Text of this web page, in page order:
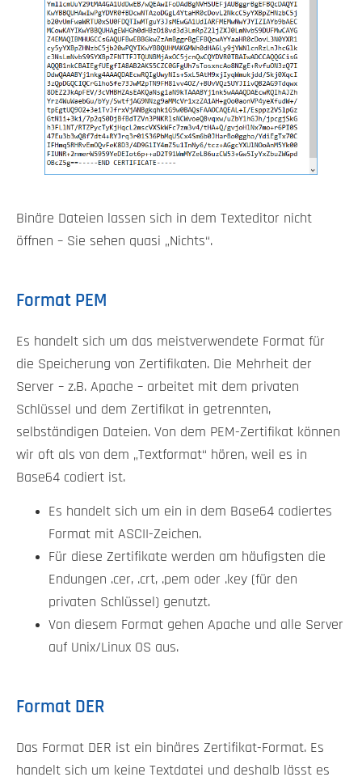
Binäre Dateien lassen sich in dem Texteditor nicht
öffnen – Sie sehen quasi „Nichts“.
Format PEM
Es handelt sich um das meistverwendete Format für
die Speicherung von Zertifikaten. Die Mehrheit der
Server – z.B. Apache – arbeitet mit dem privaten
Schlüssel und dem Zertifikat in getrennten,
selbständigen Dateien. Von dem PEM-Zertifikat können
wir oft als von dem „Textformat“ hören, weil es in
Base64 codiert ist.
Es handelt sich um ein in dem Base64 codiertes
Format mit ASCII-Zeichen.
Für diese Zertifikate werden am häufigsten die
Endungen .cer, .crt, .pem oder .key (für den
privaten Schlüssel) genutzt.
Von diesem Format gehen Apache und alle Server
auf Unix/Linux OS aus.
Format DER
Das Format DER ist ein binäres Zertifikat-Format. Es
handelt sich um keine Textdatei und deshalb lässt es